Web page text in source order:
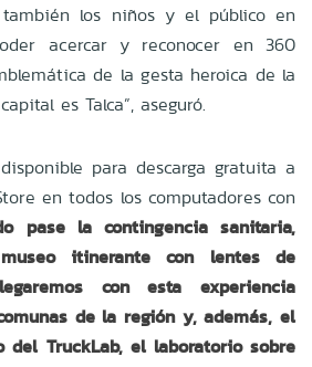
los niños y el público en
acercar y reconocer en 360
de la gesta heroica de la
es Talca”, aseguró.
para descarga gratuita a
en todos los computadores con
pase la contingencia sanitaria,
itinerante con lentes de
con esta experiencia
de la región y, además, el
del TruckLab, el laboratorio sobre